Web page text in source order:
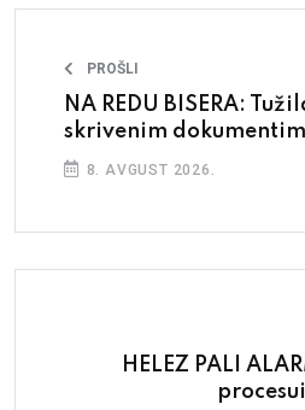
PROŠLI
NA REDU BISERA:
skrivenim
8. AVGUST 2026.
HELEZ PALI